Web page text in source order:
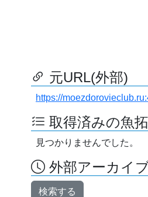
元URL(外部)
https://
取得済みの魚拓
見つかりませんでした。
外部アーカイ
検索する